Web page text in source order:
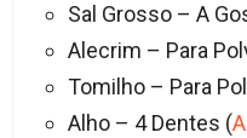
Sal Grosso – A
Alecrim – Para
Tomilho – Para
Alho – 4 Dentes (